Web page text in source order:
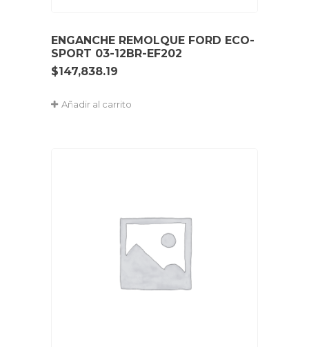
ENGANCHE REMOLQUE FORD ECO-
SPORT 03-12BR-EF202
$147,838.19
Añadir al carrito